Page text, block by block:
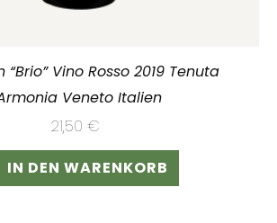
Vino Rosso 2019 Tenuta
Veneto Italien
21,50 €
IN DEN WARENKORB